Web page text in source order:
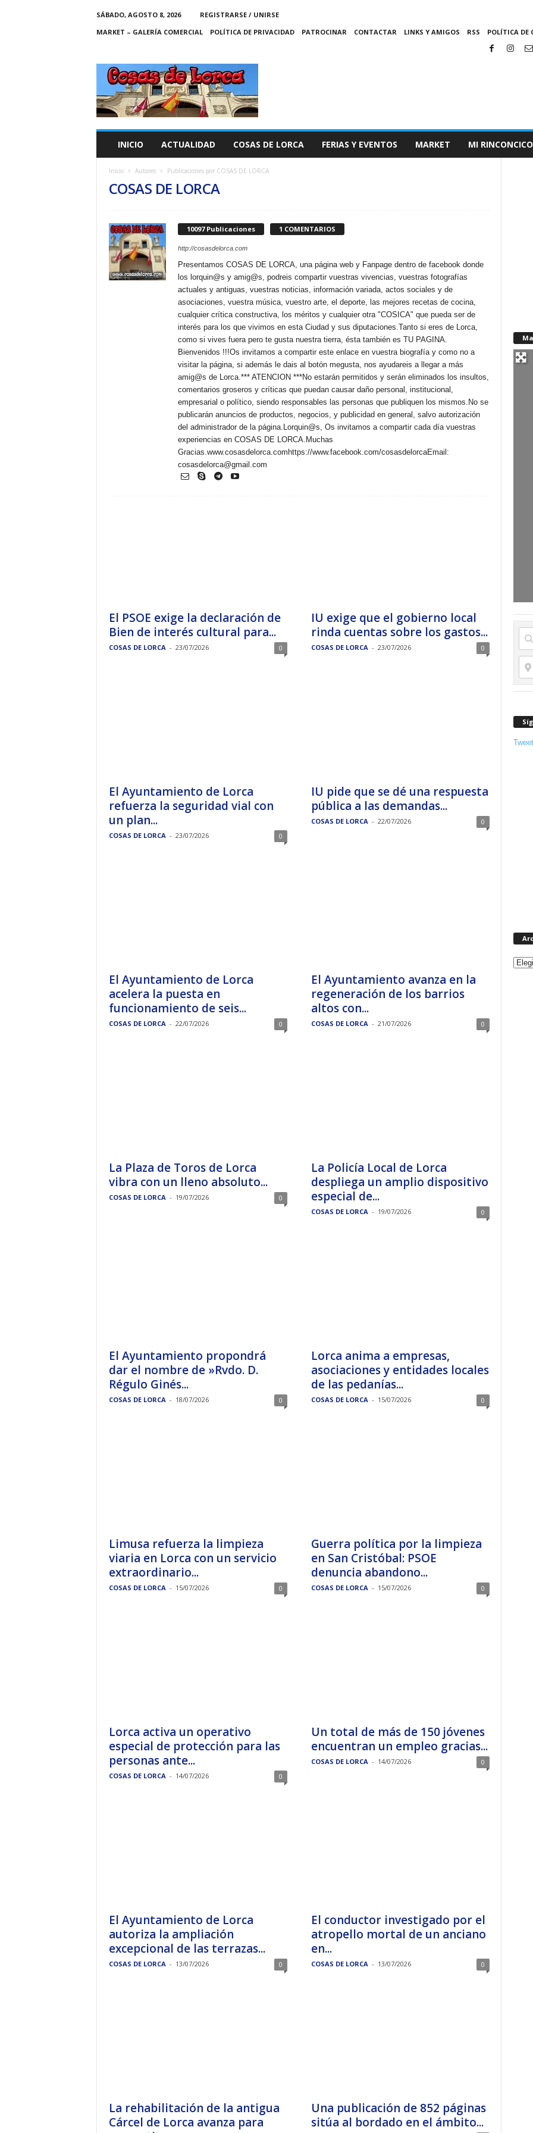
SÁBADO, AGOSTO 8, 2026
REGISTRARSE / UNIRSE
MARKET – GALERÍA COMERCIAL
POLÍTICA DE PRIVACIDAD PATROCINAR CONTACTAR LINKS Y AMIGOS RSS POLÍTICA DE
C
A
S
INICIO ACTUALIDAD COSAS DE LORCA FERIAS Y EVENTOS MARKET MI RINCONCICO
Inicio Autores Publicaciones por COSAS DE LORCA
COSAS DE LORCA
10097 Publicaciones 1 COMENTARIOS
http://cosasdelorca.com
Presentamos COSAS DE LORCA, una página web y Fanpage dentro de facebook donde
los lorquin@s y amig@s, podreis compartir vuestras vivencias, vuestras fotografías
actuales y antiguas, vuestras noticias, información variada, actos sociales y de
asociaciones, vuestra música, vuestro arte, el deporte, las mejores recetas de cocina,
cualquier crítica constructiva, los méritos y cualquier otra "COSICA" que pueda ser de
interés para los que vivimos en esta Ciudad y sus diputaciones.Tanto si eres de Lorca,
como si vives fuera pero te gusta nuestra tierra, ésta también es TU PAGINA.
Bienvenidos !!!Os invitamos a compartir este enlace en vuestra biografía y como no a
visitar la página, si además le dais al botón megusta, nos ayudareis a llegar a más
amig@s de Lorca.*** ATENCION ***No estarán permitidos y serán eliminados los insultos,
comentarios groseros y críticas que puedan causar daño personal, institucional,
empresarial o político, siendo responsables las personas que publiquen los mismos.No se
publicarán anuncios de productos, negocios, y publicidad en general, salvo autorización
del administrador de la página.Lorquin@s, Os invitamos a compartir cada día vuestras
experiencias en COSAS DE LORCA.Muchas
Gracias.www.cosasdelorca.comhttps://www.facebook.com/cosasdelorcaEmail:
cosasdelorca@gmail.com
El PSOE exige la declaración de
Bien de interés cultural para...
COSAS DE LORCA - 23/07/2026 0
IU exige que el gobierno local
rinda cuentas sobre los gastos...
COSAS DE LORCA - 23/07/2026 0
El Ayuntamiento de Lorca
refuerza la seguridad vial con
un plan...
COSAS DE LORCA - 23/07/2026 0
IU pide que se dé una respuesta
pública a las demandas...
COSAS DE LORCA - 22/07/2026 0
El Ayuntamiento de Lorca
acelera la puesta en
funcionamiento de seis...
COSAS DE LORCA - 22/07/2026 0
El Ayuntamiento avanza en la
regeneración de los barrios
altos con...
COSAS DE LORCA - 21/07/2026 0
La Plaza de Toros de Lorca
vibra con un lleno absoluto...
COSAS DE LORCA - 19/07/2026 0
La Policía Local de Lorca
despliega un amplio dispositivo
especial de...
COSAS DE LORCA - 19/07/2026 0
El Ayuntamiento propondrá
dar el nombre de »Rvdo. D.
Régulo Ginés...
COSAS DE LORCA - 18/07/2026 0
Lorca anima a empresas,
asociaciones y entidades locales
de las pedanías...
COSAS DE LORCA - 15/07/2026 0
Limusa refuerza la limpieza
viaria en Lorca con un servicio
extraordinario...
COSAS DE LORCA - 15/07/2026 0
Guerra política por la limpieza
en San Cristóbal: PSOE
denuncia abandono...
COSAS DE LORCA - 15/07/2026 0
Lorca activa un operativo
especial de protección para las
personas ante...
COSAS DE LORCA - 14/07/2026 0
Un total de más de 150 jóvenes
encuentran un empleo gracias...
COSAS DE LORCA - 14/07/2026 0
El Ayuntamiento de Lorca
autoriza la ampliación
excepcional de las terrazas...
COSAS DE LORCA - 13/07/2026 0
El conductor investigado por el
atropello mortal de un anciano
en...
COSAS DE LORCA - 13/07/2026 0
La rehabilitación de la antigua
Cárcel de Lorca avanza para
Una publicación de 852 páginas
sitúa al bordado en el ámbito...